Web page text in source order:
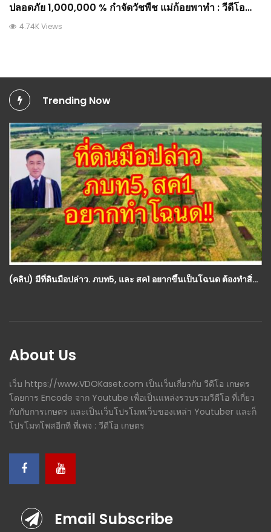
ปลอดภัย 1,000,000 % กำจัดวัชพืช แม่ก้อยพาทำ : วีดีโอ
เกษตร
4.74K Views
Trending Now
(คลิป) มีที่ดินมือปล่าว. ภบท5, และ สค1​ อยากขึ้นเป็นโฉนด​ ต้องทำสิ่งนี้ : วีดีโอ เกษตร
กสิกรรม(พืช),วีดีโอทั้งหมด
(คลิป) กะปิเร่งราก อย่าหาทำ !!
About Us
เว็บ https://www.VDOKaset.com เป็นเว็บเกี่ยวกับ วีดีโอ เกษตร
โดยการ Encode จาก Youtube เพื่อเป็นแหล่งรวบรวมวีดีโอ ที่เกี่ยว
กับกับการเกษตร และเป็นเว็บโปรโมทเว็บของเหล่า Youtuber และก็
โปรโมทโพสอีกที ที่เพจ : วีดีโอ เกษตร
Email Subscribe